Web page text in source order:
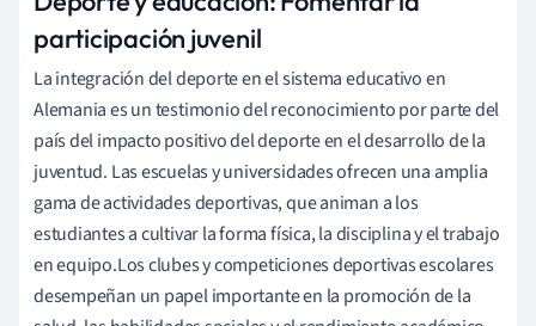
participación juvenil
La integración del deporte en el sistema educativo en
Alemania es un testimonio del reconocimiento por parte del
país del impacto positivo del deporte en el desarrollo de la
juventud. Las escuelas y universidades ofrecen una amplia
gama de actividades deportivas, que animan a los
estudiantes a cultivar la forma física, la disciplina y el trabajo
en equipo.Los clubes y competiciones deportivas escolares
desempeñan un papel importante en la promoción de la